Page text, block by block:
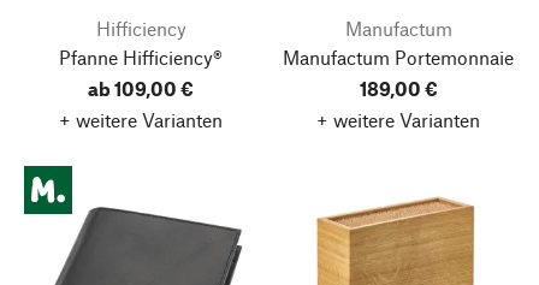
Hifficiency
Pfanne Hifficiency®
ab 109,00 €
+ weitere Varianten
Manufactum
Manufactum Portemonnaie
189,00 €
+ weitere Varianten